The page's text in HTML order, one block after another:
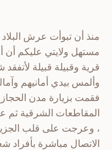
منذ أن تبوأت عرش
مستهل ولايتي عليكم أن
قرية وقبيلة قبيلة
وألمس بيدي أمانيهم
فقمت بزيارة مدن
المقاطعات الشرقية ثم
، وعرجت على قلب
الاتصال مباشرة بأفراد